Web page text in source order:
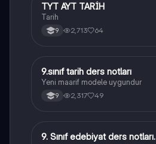
Tarih
TYT AYT TARİH
Tarih
9 2,713 64
Tarih
9.sınıf tarih ders notları
Yeni maarif modele uygundur
9 2,317 49
Türk Dili ve Edebiyatı
9. Sınıf edebiyat ders notları.